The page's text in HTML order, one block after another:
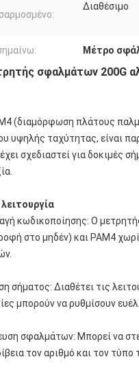
Διαθέσιμο
Μέτρο
σφαλμάτων 200G
(διαμόρφωση πλάτους
υψηλής ταχύτητας, είναι
σχεδιαστεί για δοκιμές
λειτουργία
κωδικοποίησης: Ο
στο μηδέν) και PAM4
σήματος: Διαθέτει τις
μπορούν να ρυθμίσουν
σφαλμάτων: Μπορεί να
τον αριθμό και τον